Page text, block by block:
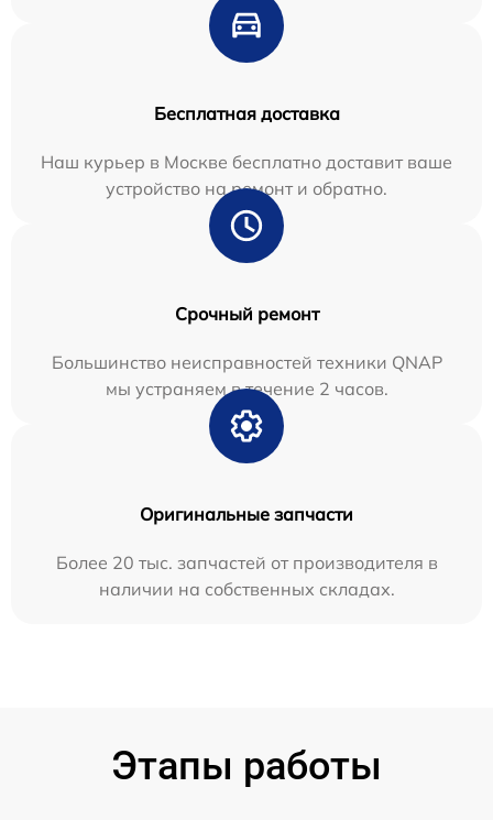
Бесплатная доставка
Наш курьер в Москве бесплатно доставит ваше
устройство на ремонт и обратно.
Срочный ремонт
Большинство неисправностей техники QNAP
мы устраняем в течение 2 часов.
Оригинальные запчасти
Более 20 тыс. запчастей от производителя в
наличии на собственных складах.
Этапы работы